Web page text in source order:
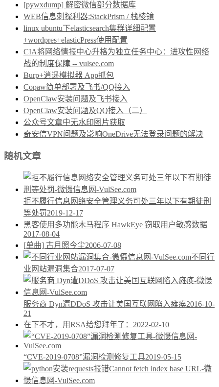
[pywxdump] 解密微信部分数据库
WEB信息刺探利器:StackPrism / 栈棱镜
linux ubuntu下elasticsearch集群详细配置
+wordpres+elasticPress使用配置
CIA将网络情报中心升格为独立任务中心：进攻性网络
战的制度保障 -- vulsee.com
Burp+逍遥模拟器 App抓包
Copaw简单部署及飞书/QQ接入
OpenClaw安装问题及飞书接入
OpenClaw安装问题及QQ接入（二）
公众号文章中无水印图片获取
奇安信VPN问题及影响OneDrive无法登录问题的解决
随机文章
拒不履行信息网络安全管理义务可处三年以下有期徒刑
等处罚2019-12-17
黑客使用多功能木马程序 HawkEye 窃取用户敏感数据
2017-08-04
[单曲] 古月照今尘2006-07-08
不同行
业网站漏洞集合2017-07-07
服务商 Dyn遭DDoS 攻击让美国互联网陷入瘫痪2016-10-
21
在下不才，用RSA给您拜年了： 2022-02-10
“CVE-2019-0708”漏洞检测修复工具2019-05-15